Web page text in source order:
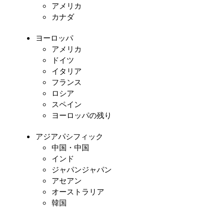
アメリカ
カナダ
ヨーロッパ
アメリカ
ドイツ
イタリア
フランス
ロシア
スペイン
ヨーロッパの残り
アジアパシフィック
中国・中国
インド
ジャパンジャパン
アセアン
オーストラリア
韓国